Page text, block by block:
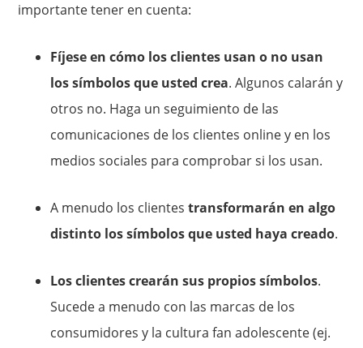
importante tener en cuenta:
Fíjese en cómo los clientes usan o no usan
los símbolos que usted crea. Algunos calarán y
otros no. Haga un seguimiento de las
comunicaciones de los clientes online y en los
medios sociales para comprobar si los usan.
A menudo los clientestransformarán en algo
distinto los símbolos que usted haya creado.
Los clientes crearán sus propios símbolos.
Sucede a menudo con las marcas de los
consumidores y la cultura fan adolescente (ej.